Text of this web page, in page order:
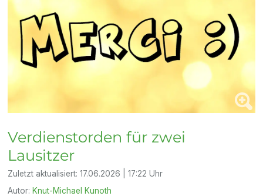
Verdienstorden für zwei
Lausitzer
Zuletzt aktualisiert:17.06.2026 | 17:22 Uhr
Autor: Knut-Michael Kunoth